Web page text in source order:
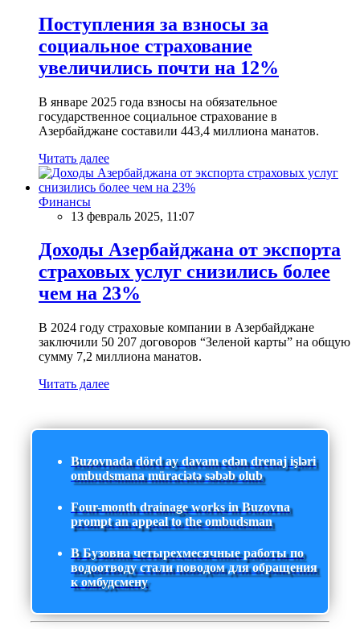
Поступления за взносы за
социальное страхование
увеличились почти на 12%
В январе 2025 года взносы на обязательное
государственное социальное страхование в
Азербайджане составили 443,4 миллиона манатов.
Читать далее
Финансы
13 февраль 2025, 11:07
Доходы Азербайджана от экспорта
страховых услуг снизились более
чем на 23%
В 2024 году страховые компании в Азербайджане
заключили 50 207 договоров “Зеленой карты” на общую
сумму 7,2 миллиона манатов.
Читать далее
Buzovnada dörd ay davam edən drenaj işləri
ombudsmana müraciətə səbəb olub
Four-month drainage works in Buzovna
prompt an appeal to the ombudsman
В Бузовна четырехмесячные работы по
водоотводу стали поводом для обращения
к омбудсмену